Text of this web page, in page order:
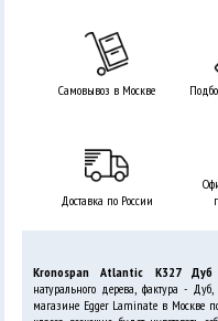
Самовывоз в Москве
Доставка по России
Kronospan Atlantic K327
натурального дерева, фактура -
магазине Egger Laminate в Москве